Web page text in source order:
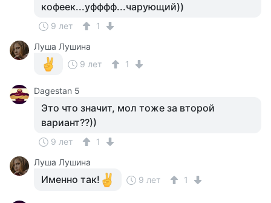
кофеек...уфффф...чарующий))
9 лет
1
Луша Лушина
9 лет
1
Dagestan 5
Это что значит, мол тоже за второй
вариант??))
9 лет
1
Луша Лушина
Именно так! 9 лет 1